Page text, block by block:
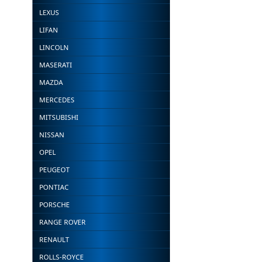
LEXUS
LIFAN
LINCOLN
MASERATI
MAZDA
MERCEDES
MITSUBISHI
NISSAN
OPEL
PEUGEOT
PONTIAC
PORSCHE
RANGE ROVER
RENAULT
ROLLS-ROYCE